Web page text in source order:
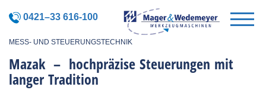
0421–33 616-100
MESS- UND STEUERUNGSTECHNIK
Mazak – hochpräzise Steuerungen mit
langer Tradition